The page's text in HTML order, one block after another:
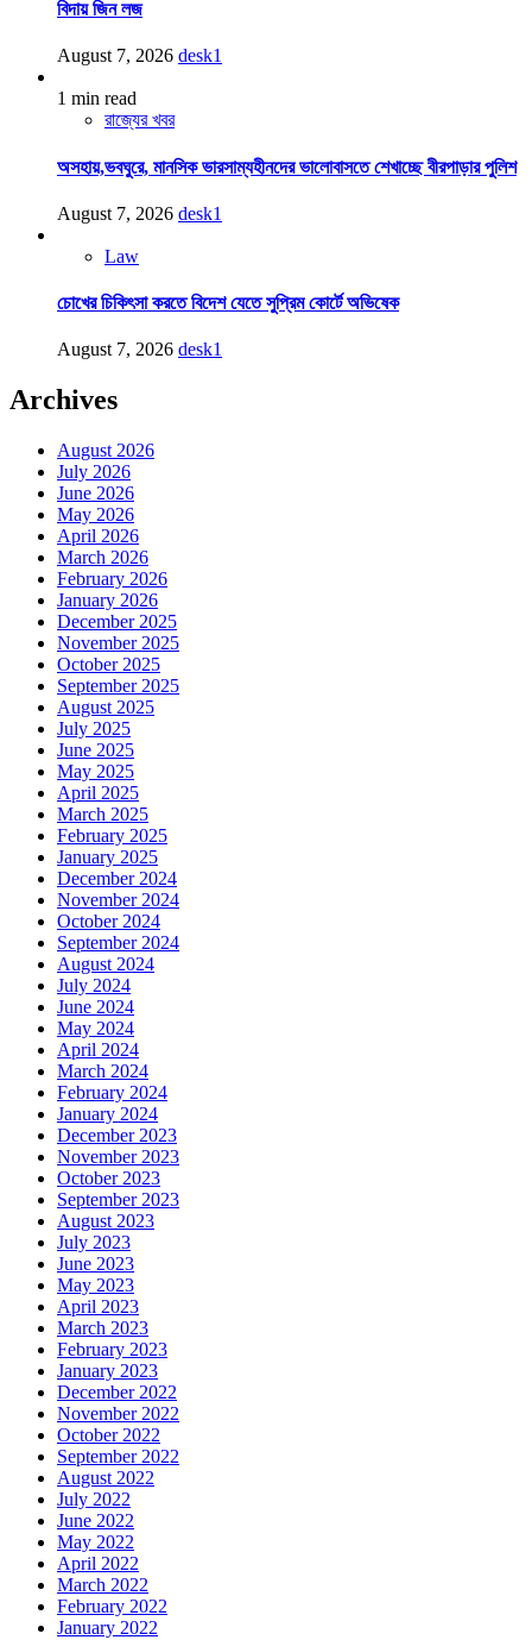
বিদায় জিন লজ
August 7, 2026 desk1
1 min read
রাজ্যের খবর
অসহায়,ভবঘুরে, মানসিক ভারসাম্যহীনদের ভালোবাসতে শেখাচ্ছে বীরপাড়ার পুলিশ
August 7, 2026 desk1
Law
চোখের চিকিৎসা করতে বিদেশ যেতে সুপ্রিম কোর্টে অভিষেক
August 7, 2026 desk1
Archives
August 2026
July 2026
June 2026
May 2026
April 2026
March 2026
February 2026
January 2026
December 2025
November 2025
October 2025
September 2025
August 2025
July 2025
June 2025
May 2025
April 2025
March 2025
February 2025
January 2025
December 2024
November 2024
October 2024
September 2024
August 2024
July 2024
June 2024
May 2024
April 2024
March 2024
February 2024
January 2024
December 2023
November 2023
October 2023
September 2023
August 2023
July 2023
June 2023
May 2023
April 2023
March 2023
February 2023
January 2023
December 2022
November 2022
October 2022
September 2022
August 2022
July 2022
June 2022
May 2022
April 2022
March 2022
February 2022
January 2022